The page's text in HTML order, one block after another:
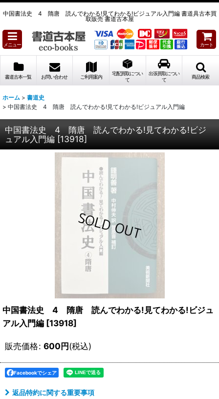
中国書法史 4 隋唐 読んでわかる!見てわかる!ビジュアル入門編 書道具古本買
取販売 書道古本屋
メニュー カート
書道古本一覧 お問い合わせ ご利用案内
宅配買取につい
て
出張買取につい
て
商品検索
ホーム > 書道史
> 中国書法史 4 隋唐 読んでわかる!見てわかる!ビジュアル入門編
中国書法史 4 隋唐 読んでわかる!見てわかる!ビジ
ュアル入門編 [13918]
中国書法史 4 隋唐 読んでわかる!見てわかる!ビジュ
アル入門編 [13918]
販売価格: 600円(税込)
Facebookでシェア
返品特約に関する重要事項